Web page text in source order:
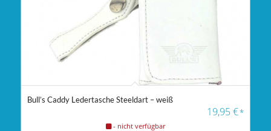
Bull’s Caddy Ledertasche Steeldart – weiß
19,95€*
- nicht verfügbar